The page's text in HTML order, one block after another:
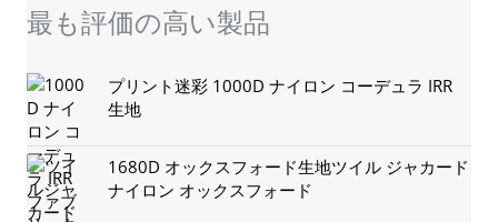
最も評価の高い製品
プリント迷彩 1000D ナイロン コーデュラ IRR
生地
1680D オックスフォード生地ツイル ジャカード
ナイロン オックスフォード